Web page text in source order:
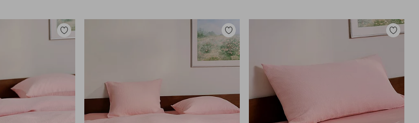
Lisää
suosikkeihin
Lisää
suosikkeihin
Lisää